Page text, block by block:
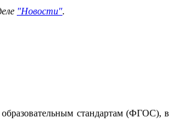
"Новости".
образовательным стандартам (ФГОС), в